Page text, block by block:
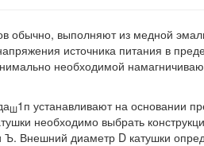
обычно, выполняют из медной
источника питания в
необходимой
Ш1п устанавливают на основании
необходимо выбрать
Внешний диаметр D катушки